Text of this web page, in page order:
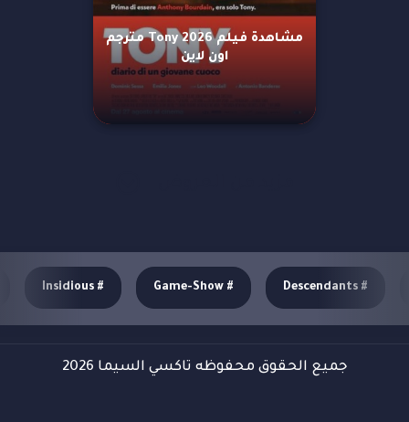
مشاهدة فيلم Tony 2026 مترجم
اون لاين
#
Descendants
#
Game-Show
#
Insidious
جميع الحقوق محفوظه تاكسي السيما 2026